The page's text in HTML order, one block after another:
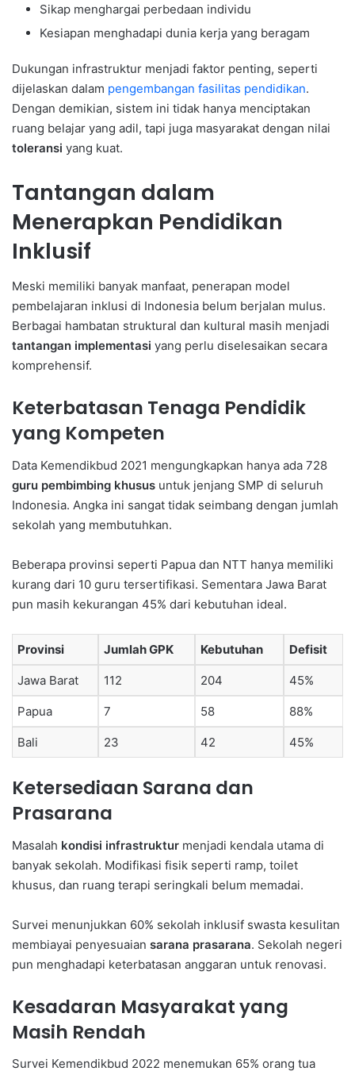
Sikap menghargai perbedaan individu
Kesiapan menghadapi dunia kerja yang beragam
Dukungan infrastruktur menjadi faktor penting, seperti
dijelaskan dalam pengembangan fasilitas pendidikan.
Dengan demikian, sistem ini tidak hanya menciptakan
ruang belajar yang adil, tapi juga masyarakat dengan nilai
toleransi yang kuat.
Tantangan dalam
Menerapkan Pendidikan
Inklusif
Meski memiliki banyak manfaat, penerapan model
pembelajaran inklusi di Indonesia belum berjalan mulus.
Berbagai hambatan struktural dan kultural masih menjadi
tantangan implementasi yang perlu diselesaikan secara
komprehensif.
Keterbatasan Tenaga Pendidik
yang Kompeten
Data Kemendikbud 2021 mengungkapkan hanya ada 728
guru pembimbing khusus untuk jenjang SMP di seluruh
Indonesia. Angka ini sangat tidak seimbang dengan jumlah
sekolah yang membutuhkan.
Beberapa provinsi seperti Papua dan NTT hanya memiliki
kurang dari 10 guru tersertifikasi. Sementara Jawa Barat
pun masih kekurangan 45% dari kebutuhan ideal.
Provinsi Jumlah GPK Kebutuhan Defisit
Jawa Barat 112 204 45%
Papua 7 58 88%
Bali 23 42 45%
Ketersediaan Sarana dan
Prasarana
Masalah kondisi infrastruktur menjadi kendala utama di
banyak sekolah. Modifikasi fisik seperti ramp, toilet
khusus, dan ruang terapi seringkali belum memadai.
Survei menunjukkan 60% sekolah inklusif swasta kesulitan
membiayai penyesuaian sarana prasarana. Sekolah negeri
pun menghadapi keterbatasan anggaran untuk renovasi.
Kesadaran Masyarakat yang
Masih Rendah
Survei Kemendikbud 2022 menemukan 65% orang tua